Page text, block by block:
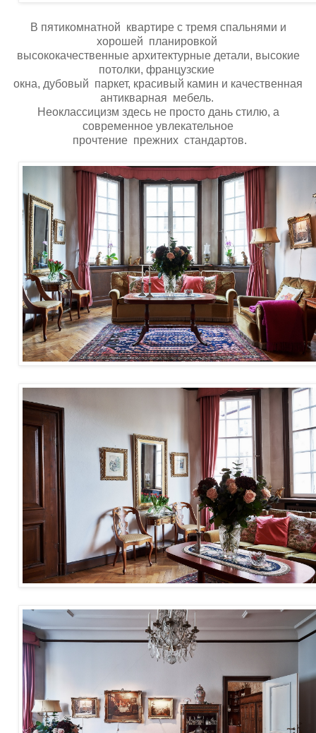
В пятикомнатной квартире с тремя спальнями и
хорошей планировкой
высококачественные архитектурные детали, высокие
потолки, французские
окна, дубовый паркет, красивый камин и качественная
антикварная мебель.
Неоклассицизм здесь не просто дань стилю, а
современное увлекательное
прочтение прежних стандартов.